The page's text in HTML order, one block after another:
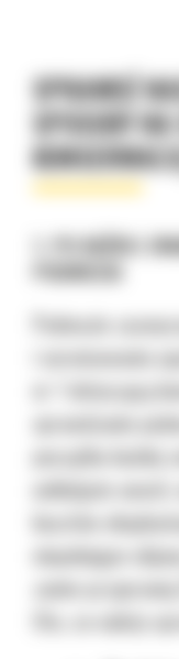
SPRAWDŹ
SPOSOBY
1. PO KAŻDEJ
Podwozie
i serwisowania
nr 1 dotyczącą
sprawdzanie
początku każdej
uniknięcie
kosztów
niepokojące
zanim
Oto, co należy